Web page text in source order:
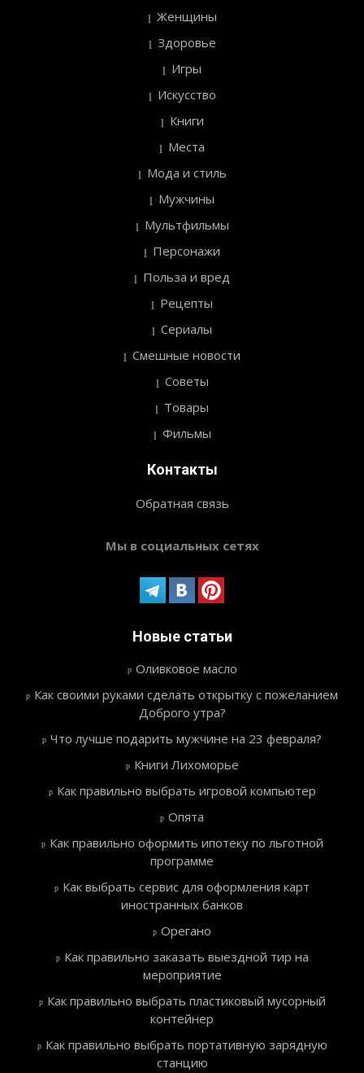
Женщины
Здоровье
Игры
Искусство
Книги
Места
Мода и стиль
Мужчины
Мультфильмы
Персонажи
Польза и вред
Рецепты
Сериалы
Смешные новости
Советы
Товары
Фильмы
Контакты
Обратная связь
Мы в социальных сетях
Новые статьи
Оливковое масло
Как своими руками сделать открытку с пожеланием
Доброго утра?
Что лучше подарить мужчине на 23 февраля?
Книги Лихоморье
Как правильно выбрать игровой компьютер
Опята
Как правильно оформить ипотеку по льготной
программе
Как выбрать сервис для оформления карт
иностранных банков
Орегано
Как правильно заказать выездной тир на
мероприятие
Как правильно выбрать пластиковый мусорный
контейнер
Как правильно выбрать портативную зарядную
станцию